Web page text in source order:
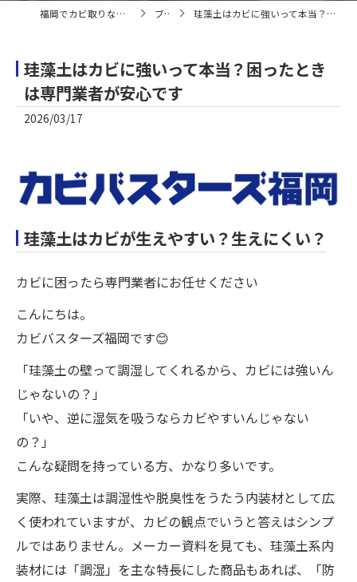
福岡でカビ取りならカビバスターズ福岡 ブログ 珪藻土はカビに強いって本当？困ったときは専門業者が安心です
珪藻土はカビに強いって本当？困ったとき
は専門業者が安心です
2026/03/17
珪藻土はカビが生えやすい？生えにくい？
カビに困ったら専門業者にお任せください
こんにちは。
カビバスターズ福岡です😊
「珪藻土の壁って調湿してくれるから、カビには強いん
じゃないの？」
「いや、逆に湿気を吸うならカビやすいんじゃない
の？」
こんな疑問を持っている方、かなり多いです。
実際、珪藻土は調湿性や脱臭性をうたう内装材として広
く使われていますが、カビの観点でいうと答えはシンプ
ルではありません。メーカー資料を見ても、珪藻土系内
装材には「調湿」を主な特長にした商品もあれば、「防